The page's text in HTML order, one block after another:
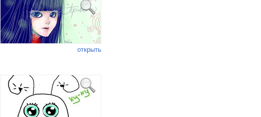
открыть